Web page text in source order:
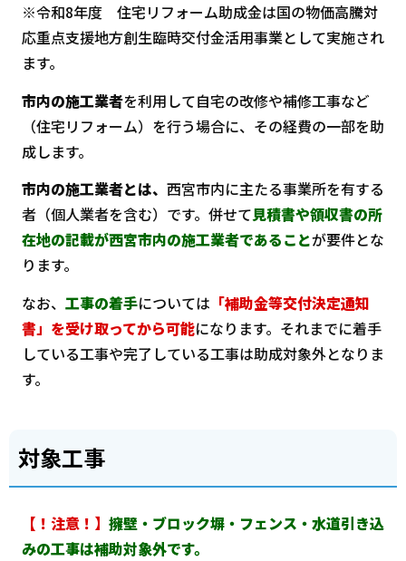
※令和8年度 住宅リフォーム助成金は国の物価高騰対
応重点支援地方創生臨時交付金活用事業として実施され
ます。
市内の施工業者を利用して自宅の改修や補修工事など
（住宅リフォーム）を行う場合に、その経費の一部を助
成します。
市内の施工業者とは、 西宮市内に主たる事業所を有する
者（個人業者を含む）です。併せて見積書や領収書の所
在地の記載が西宮市内の施工業者であることが要件とな
ります。
なお、 工事の着手については 「補助金等交付決定通知
書」を受け取ってから可能になります。それまでに着手
している工事や完了している工事は助成対象外となりま
す。
対象工事
【！注意！】 擁壁・ブロック塀・フェンス・水道引き込
みの工事は補助対象外です。